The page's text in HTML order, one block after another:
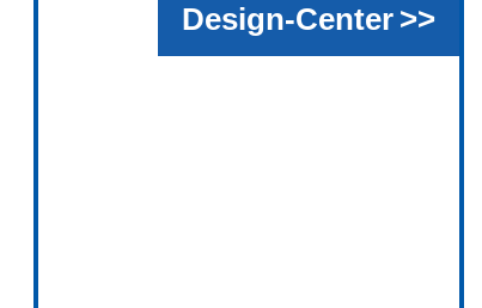
Design-Center